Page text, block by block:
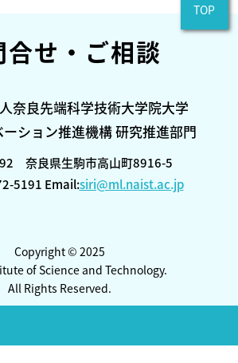
合せ・ご相談
奈良先端科学技術大学院大学
ション推進機構 研究推進部門
奈良県生駒市高山町8916-5
5191 Email:siri@ml.naist.ac.jp
Copyright © 2025
of Science and Technology.
All Rights Reserved.
TOP